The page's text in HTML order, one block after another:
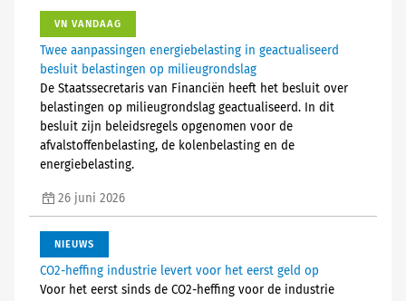
VN VANDAAG
Twee aanpassingen energiebelasting in geactualiseerd
besluit belastingen op milieugrondslag
De Staatssecretaris van Financiën heeft het besluit over
belastingen op milieugrondslag geactualiseerd. In dit
besluit zijn beleidsregels opgenomen voor de
afvalstoffenbelasting, de kolenbelasting en de
energiebelasting.
26 juni 2026
NIEUWS
CO2-heffing industrie levert voor het eerst geld op
Voor het eerst sinds de CO2-heffing voor de industrie